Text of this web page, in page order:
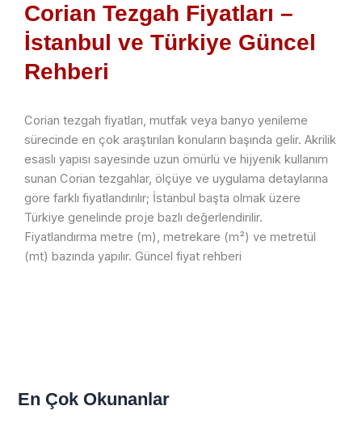
Corian Tezgah Fiyatları –
İstanbul ve Türkiye Güncel
Rehberi
Corian tezgah fiyatları, mutfak veya banyo yenileme
sürecinde en çok araştırılan konuların başında gelir. Akrilik
esaslı yapısı sayesinde uzun ömürlü ve hijyenik kullanım
sunan Corian tezgahlar, ölçüye ve uygulama detaylarına
göre farklı fiyatlandırılır; İstanbul başta olmak üzere
Türkiye genelinde proje bazlı değerlendirilir.
Fiyatlandırma metre (m), metrekare (m²) ve metretül
(mt) bazında yapılır. Güncel fiyat rehberi
En Çok Okunanlar